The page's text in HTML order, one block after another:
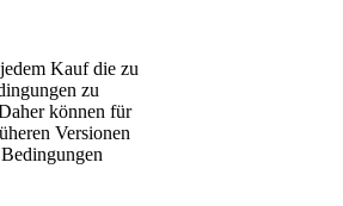
Kauf die zu
zu
können für
Versionen